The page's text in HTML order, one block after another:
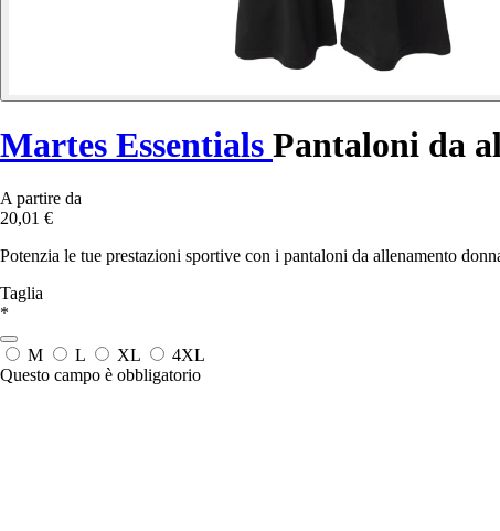
Martes Essentials Pantaloni da
A partire da
20,01 €
Potenzia le tue prestazioni sportive con i pantaloni da allenamento
Taglia
*
M L XL
4XL
Questo campo è obbligatorio